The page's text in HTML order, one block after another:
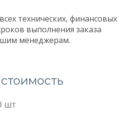
технических, финансовых
выполнения заказа
менеджерам.
шт